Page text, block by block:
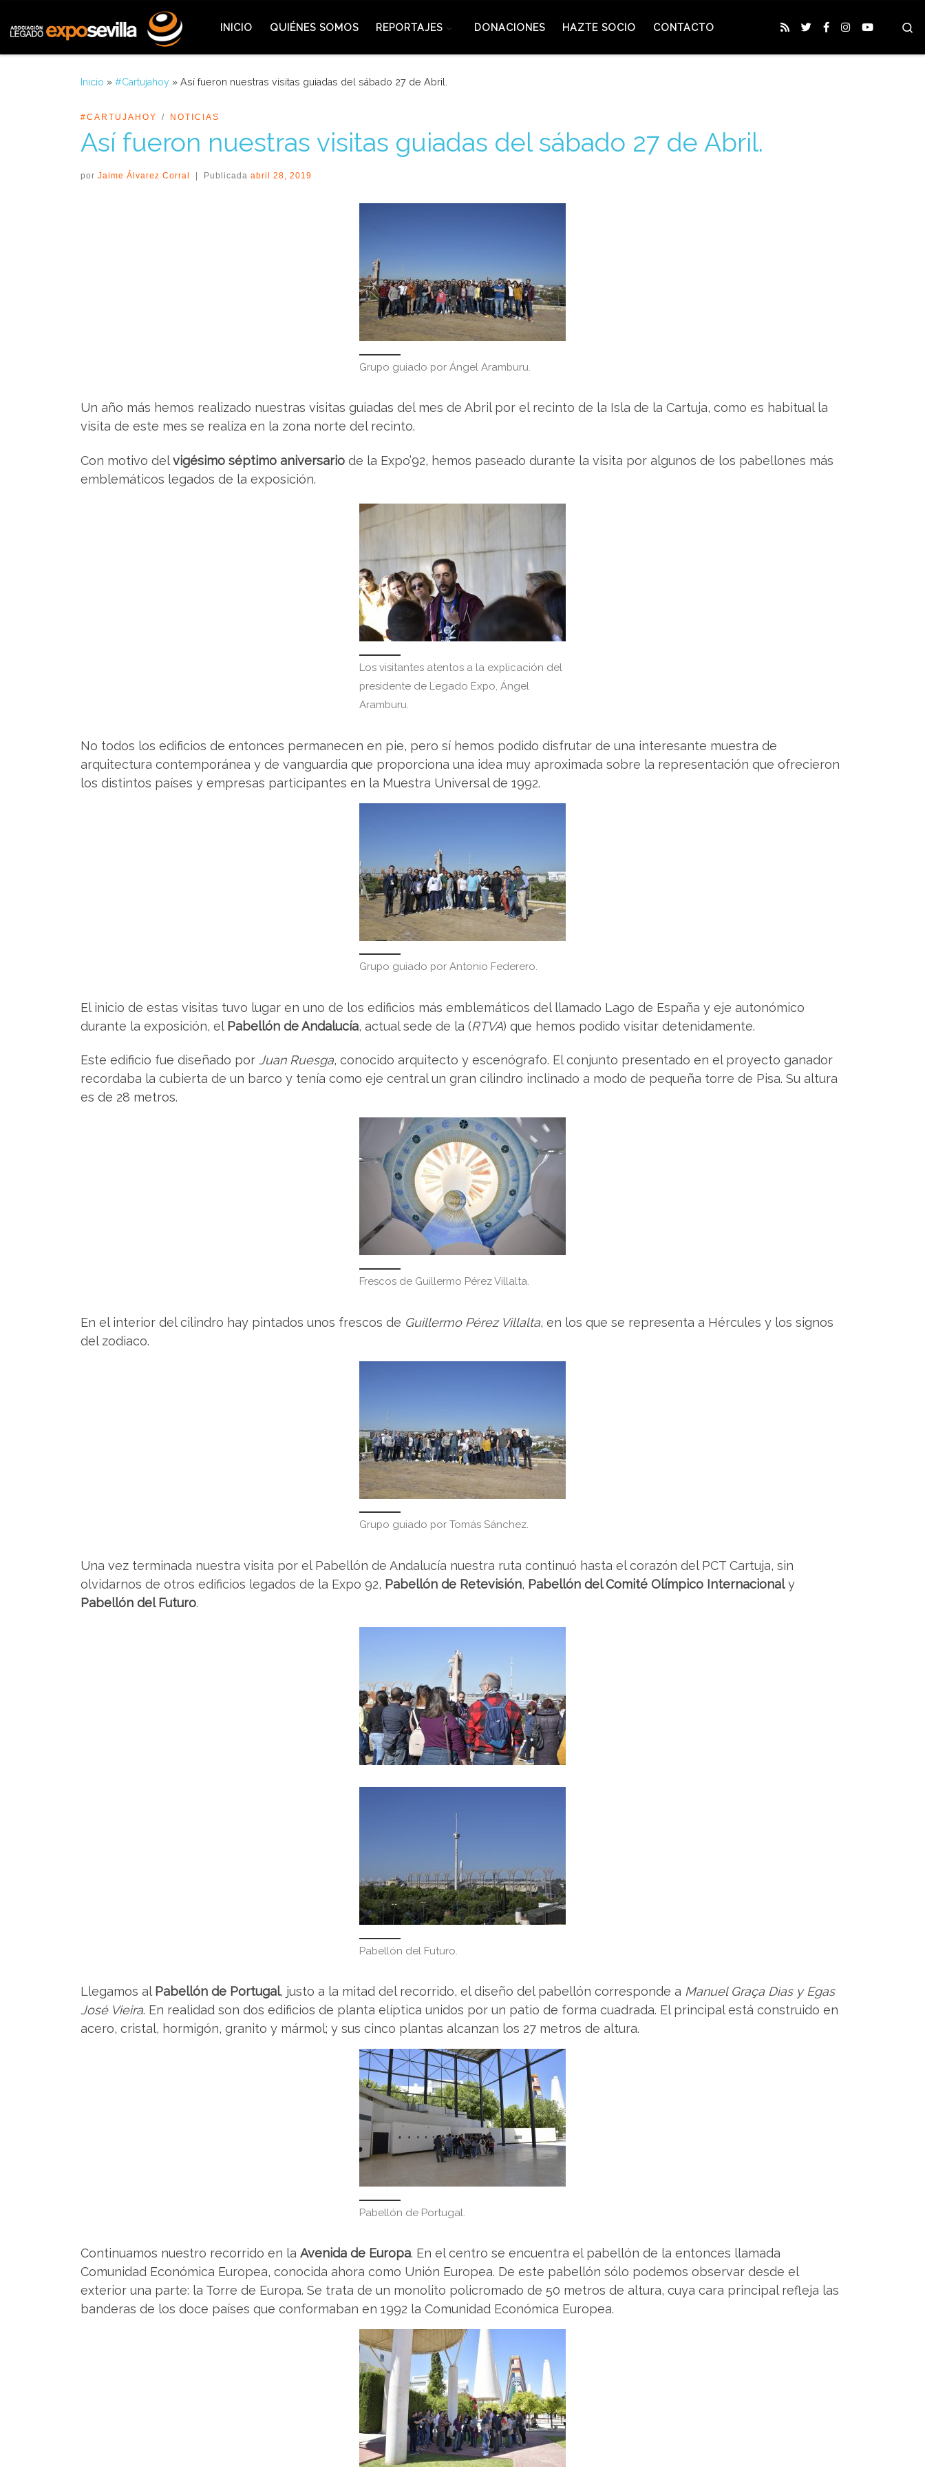
INICIO QUIÉNES SOMOS REPORTAJES DONACIONES HAZTE SOCIO CONTACTO
Inicio » #Cartujahoy » Así fueron nuestras visitas guiadas del sábado 27 de Abril.
#CARTUJAHOY NOTICIAS
Así fueron nuestras visitas guiadas del sábado 27 de Abril.
por Jaime Álvarez Corral Publicada abril 28, 2019
Grupo guiado por Ángel Aramburu.
Un año más hemos realizado nuestras visitas guiadas del mes de Abril por el recinto de la Isla de la Cartuja, como es habitual la
visita de este mes se realiza en la zona norte del recinto.
Con motivo delvigésimo séptimo aniversario de la Expo’92, hemos paseado durante la visita por algunos de los pabellones más
emblemáticos legados de la exposición.
Los visitantes atentos a la explicación del
presidente de Legado Expo, Ángel
Aramburu.
No todos los edificios de entonces permanecen en pie, pero sí hemos podido disfrutar de una interesante muestra de
arquitectura contemporánea y de vanguardia que proporciona una idea muy aproximada sobre la representación que ofrecieron
los distintos países y empresas participantes en la Muestra Universal de 1992.
Grupo guiado por Antonio Federero.
El inicio de estas visitas tuvo lugar en uno de los edificios más emblemáticos del llamado Lago de España y eje autonómico
durante la exposición, el Pabellón de Andalucía, actual sede de la (RTVA) que hemos podido visitar detenidamente.
Este edificio fue diseñado por Juan Ruesga, conocido arquitecto y escenógrafo. El conjunto presentado en el proyecto ganador
recordaba la cubierta de un barco y tenía como eje central un gran cilindro inclinado a modo de pequeña torre de Pisa. Su altura
es de 28 metros.
Frescos de Guillermo Pérez Villalta.
En el interior del cilindro hay pintados unos frescos de Guillermo Pérez Villalta, en los que se representa a Hércules y los signos
del zodiaco.
Grupo guiado por Tomás Sánchez.
Una vez terminada nuestra visita por el Pabellón de Andalucía nuestra ruta continuó hasta el corazón del PCT Cartuja, sin
olvidarnos de otros edificios legados de la Expo 92, Pabellón de Retevisión, Pabellón del Comité Olímpico Internacionaly
Pabellón del Futuro.
Pabellón del Futuro.
Llegamos al Pabellón de Portugal, justo a la mitad del recorrido, el diseño del pabellón corresponde a Manuel Graça Dias y Egas
José Vieira. En realidad son dos edificios de planta elíptica unidos por un patio de forma cuadrada. El principal está construido en
acero, cristal, hormigón, granito y mármol; y sus cinco plantas alcanzan los 27 metros de altura.
Pabellón de Portugal.
Continuamos nuestro recorrido en la Avenida de Europa. En el centro se encuentra el pabellón de la entonces llamada
Comunidad Económica Europea, conocida ahora como Unión Europea. De este pabellón sólo podemos observar desde el
exterior una parte: la Torre de Europa. Se trata de un monolito policromado de 50 metros de altura, cuya cara principal refleja las
banderas de los doce países que conformaban en 1992 la Comunidad Económica Europea.